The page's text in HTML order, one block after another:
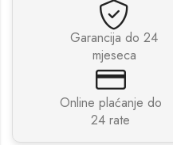
Garancija do 24
mjeseca
Online plaćanje do
24 rate